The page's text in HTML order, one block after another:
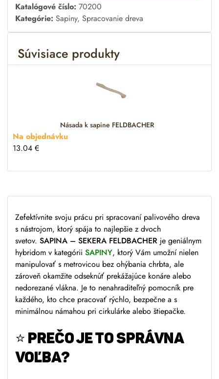
A
l
t
n
:
Katalógové číslo: 70200
Kategórie: Sapiny, Spracovanie dreva
Súvisiace produkty
Násada k sapine FELDBACHER
Na objednávku
13.04 €
Zefektívnite svoju prácu pri spracovaní palivového dreva
s nástrojom, ktorý spája to najlepšie z dvoch
svetov. SAPINA – SEKERA FELDBACHER je geniálnym
hybridom v kategórii SAPINY, ktorý Vám umožní nielen
manipulovať s metrovicou bez ohýbania chrbta, ale
zároveň okamžite odseknúť prekážajúce konáre alebo
nedorezané vlákna. Je to nenahraditeľný pomocník pre
každého, kto chce pracovať rýchlo, bezpečne a s
minimálnou námahou pri cirkulárke alebo štiepačke.
⭐PREČO JE TO SPRÁVNA
VOĽBA?